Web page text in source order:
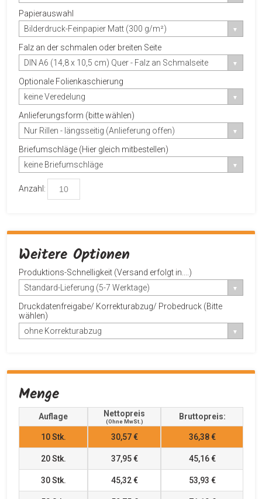
Papierauswahl
Bilderdruck-Feinpapier Matt (300 g/m²)
Falz an der schmalen oder breiten Seite
DIN A6 (14,8 x 10,5 cm) Quer - Falz an Schmalseite
Optionale Folienkaschierung
keine Veredelung
Anlieferungsform (bitte wählen)
Nur Rillen - längsseitig (Anlieferung offen)
Briefumschläge (Hier gleich mitbestellen)
keine Briefumschläge
Anzahl:
Weitere Optionen
Produktions-Schnelligkeit (Versand erfolgt in....)
Standard-Lieferung (5-7 Werktage)
Druckdatenfreigabe/ Korrekturabzug/ Probedruck (Bitte
wählen)
ohne Korrekturabzug
Menge
Auflage Nettopreis
(ohne MwSt.)
Bruttopreis:
10Stk. 30,57 € 36,38 €
20Stk. 37,95 € 45,16 €
30Stk. 45,32 € 53,93 €